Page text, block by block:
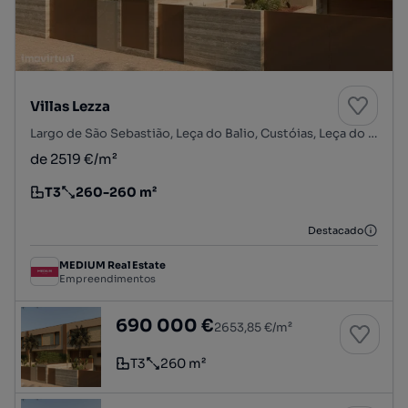
Villas Lezza
Largo de São Sebastião, Leça do Balio, Custóias, Leça do Balio e Guifões, Matosinhos, Porto
de 2519 €/m²
Tipologia
T3
Preço por metro quadrado
260-260 m²
Destacado
MEDIUM Real Estate
Empreendimentos
Moradia T3+1
690 000 €2653,85 €/m²
Tipologia
T3
Preço por metro quadrado
260 m²